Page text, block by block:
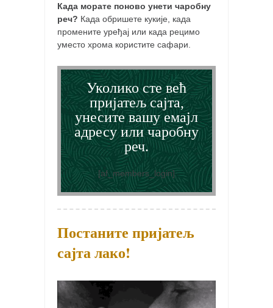
кушанку
пасаи
темашивари
нунчаку
бо
тонфа
саи
тимбеи рочин
тсунами дојо
програм
снимци наступа
галерија клуба
контакт
Када морате поново унети чаробну
реч? Када обришете кукије, када
промените уређај или када рецимо
уместо хрома користите сафари.
Уколико сте већ
пријатељ сајта,
унесите вашу емајл
адресу или чаробну
реч.
[af_members_login]
Постаните пријатељ
сајта лако!